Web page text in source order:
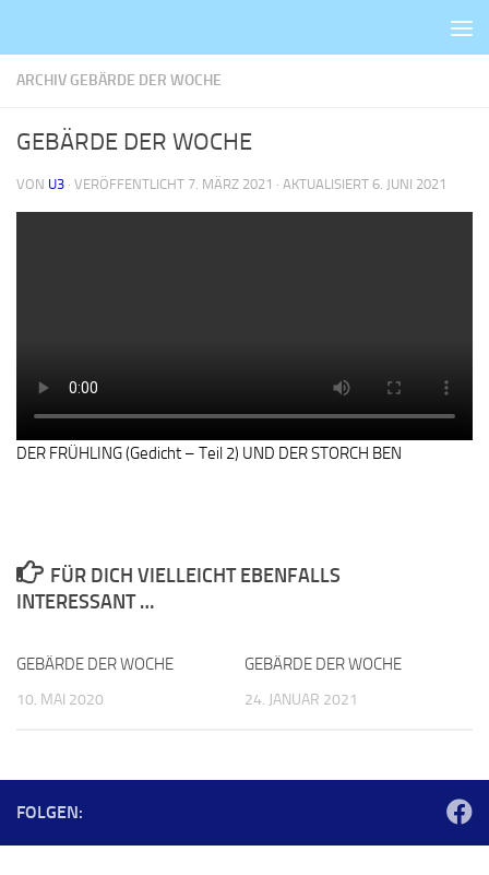
ARCHIV GEBÄRDE DER WOCHE
GEBÄRDE DER WOCHE
VON U3 · VERÖFFENTLICHT 7. MÄRZ 2021 · AKTUALISIERT 6. JUNI 2021
DER FRÜHLING (Gedicht – Teil 2) UND DER STORCH BEN
FÜR DICH VIELLEICHT EBENFALLS
INTERESSANT …
GEBÄRDE DER WOCHE
10. MAI 2020
GEBÄRDE DER WOCHE
24. JANUAR 2021
FOLGEN: